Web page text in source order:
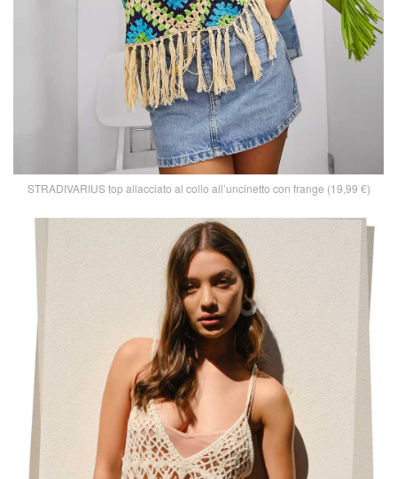
STRADIVARIUS top allacciato al collo all’uncinetto con frange (19,99 €)